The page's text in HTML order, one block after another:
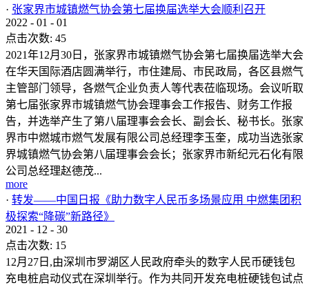
· 张家界市城镇燃气协会第七届换届选举大会顺利召开
2022 - 01 - 01
点击次数: 45
2021年12月30日，张家界市城镇燃气协会第七届换届选举大会
在华天国际酒店圆满举行，市住建局、市民政局，各区县燃气
主管部门领导，各燃气企业负责人等代表莅临现场。会议听取
第七届张家界市城镇燃气协会理事会工作报告、财务工作报
告，并选举产生了第八届理事会会长、副会长、秘书长。张家
界市中燃城市燃气发展有限公司总经理李玉奎，成功当选张家
界城镇燃气协会第八届理事会会长；张家界市新纪元石化有限
公司总经理赵德茂...
more
· 转发——中国日报《助力数字人民币多场景应用 中燃集团积
极探索“降碳”新路径》
2021 - 12 - 30
点击次数: 15
12月27日,由深圳市罗湖区人民政府牵头的数字人民币硬钱包
充电桩启动仪式在深圳举行。作为共同开发充电桩硬钱包试点